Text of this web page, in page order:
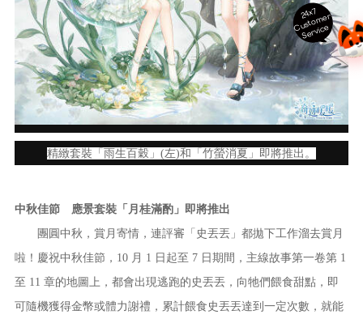
精緻套裝「雨生百穀」(左)和「竹螢消夏」即將推出。
中秋佳節 應景套裝「月桂滿酌」即將推出
團圓中秋，賞月寄情，連評審「史丟丟」都拋下工作溜去賞月
啦！慶祝中秋佳節，10 月 1 日起至 7 日期間，主線故事第一卷第 1
至 11 章的地圖上，都會出現逃跑的史丟丟，向牠們餵食甜點，即
可隨機獲得金幣或體力謝禮，累計餵食史丟丟達到一定次數，就能
24x7
C
ust
o
m
er
S
ervi
c
e